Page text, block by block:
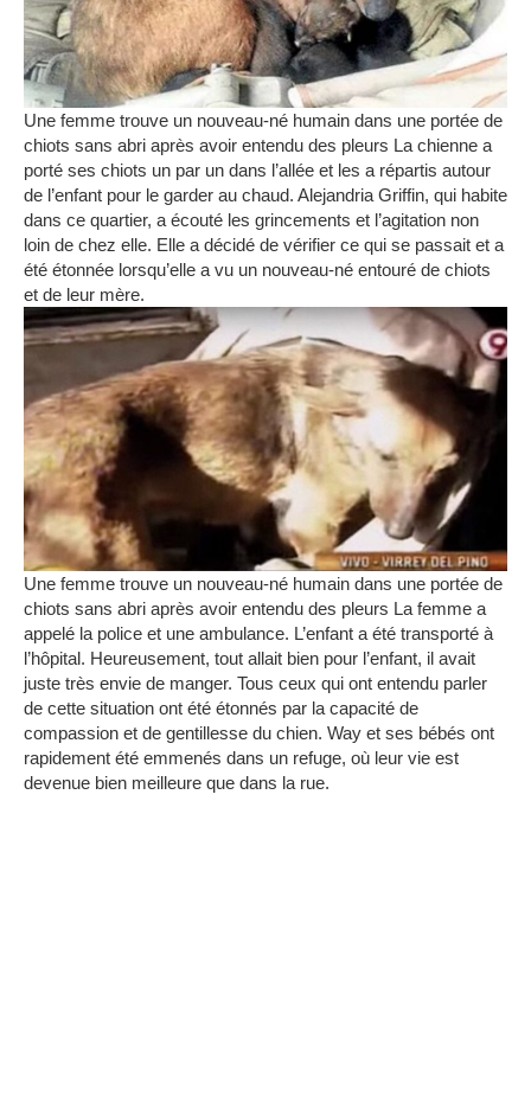
Une femme trouve un nouveau-né humain dans une portée de
chiots sans abri après avoir entendu des pleurs La chienne a
porté ses chiots un par un dans l’allée et les a répartis autour
de l’enfant pour le garder au chaud. Alejandria Griffin, qui habite
dans ce quartier, a écouté les grincements et l’agitation non
loin de chez elle. Elle a décidé de vérifier ce qui se passait et a
été étonnée lorsqu’elle a vu un nouveau-né entouré de chiots
et de leur mère.
Une femme trouve un nouveau-né humain dans une portée de
chiots sans abri après avoir entendu des pleurs La femme a
appelé la police et une ambulance. L’enfant a été transporté à
l’hôpital. Heureusement, tout allait bien pour l’enfant, il avait
juste très envie de manger. Tous ceux qui ont entendu parler
de cette situation ont été étonnés par la capacité de
compassion et de gentillesse du chien. Way et ses bébés ont
rapidement été emmenés dans un refuge, où leur vie est
devenue bien meilleure que dans la rue.